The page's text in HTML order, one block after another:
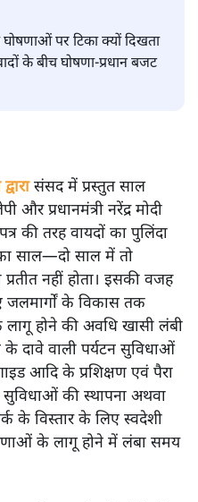
पर टिका क्यों दिखता
के बीच घोषणा-प्रधान बजट
संसद में प्रस्तुत साल
प्रधानमंत्री नरेंद्र मोदी
की तरह वायदों का पुलिंदा
साल—दो साल में तो
नहीं होता। इसकी वजह
के विकास तक
होने की अवधि खासी लंबी
के दावे वाली पर्यटन सुविधाओं
आदि के प्रशिक्षण एवं पैरा
की स्थापना अथवा
के विस्तार के लिए स्वदेशी
के लागू होने में लंबा समय